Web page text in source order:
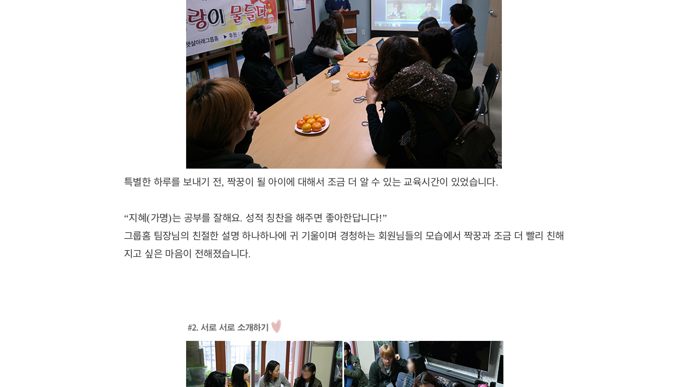
특별한 하루를 보내기 전,짝꿍이 될 아이에 대해서 조금 더 알 수 있는 교육시간이 있었습니다.
“지혜(가명)는 공부를 잘해요. 성적 칭찬을 해주면 좋아한답니다!”
그룹홈 팀장님의 친절한 설명 하나하나에 귀 기울이며 경청하는 회원님들의 모습에서 짝꿍과 조금 더 빨리 친해
지고 싶은 마음이 전해졌습니다.